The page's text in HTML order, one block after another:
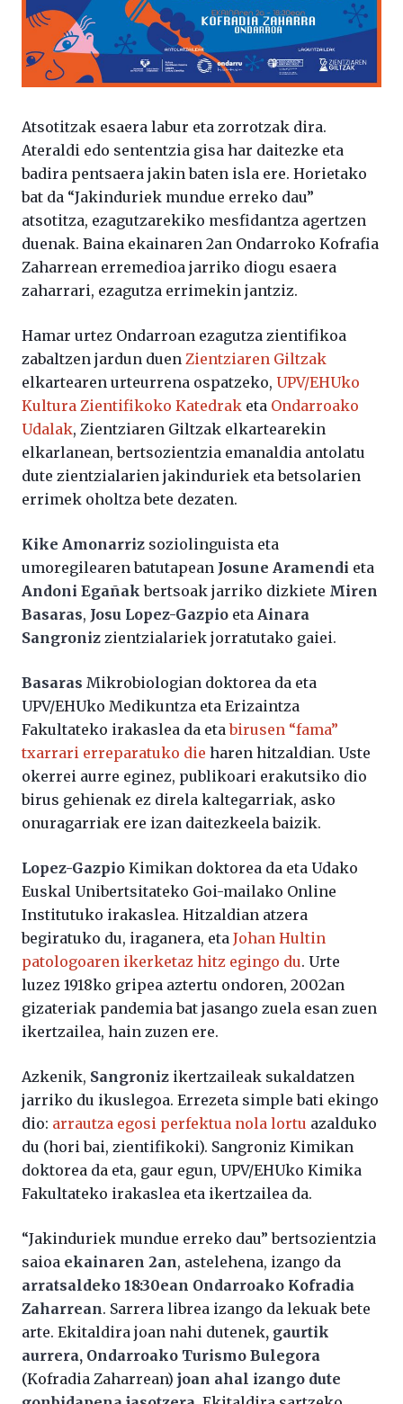
Atsotitzak esaera labur eta zorrotzak dira.
Ateraldi edo sententzia gisa har daitezke eta
badira pentsaera jakin baten isla ere. Horietako
bat da “Jakinduriek mundue erreko dau”
atsotitza, ezagutzarekiko mesfidantza agertzen
duenak. Baina ekainaren 2an Ondarroko Kofrafia
Zaharrean erremedioa jarriko diogu esaera
zaharrari, ezagutza errimekin jantziz.
Hamar urtez Ondarroan ezagutza zientifikoa
zabaltzen jardun duen Zientziaren Giltzak
elkartearen urteurrena ospatzeko, UPV/EHUko
Kultura Zientifikoko Katedrak eta Ondarroako
Udalak, Zientziaren Giltzak elkartearekin
elkarlanean, bertsozientzia emanaldia antolatu
dute zientzialarien jakinduriek eta betsolarien
errimek oholtza bete dezaten.
Kike Amonarriz soziolinguista eta
umoregilearen batutapean Josune Aramendi eta
Andoni Egañak bertsoak jarriko dizkiete Miren
Basaras, Josu Lopez-Gazpio eta Ainara
Sangroniz zientzialariek jorratutako gaiei.
Basaras Mikrobiologian doktorea da eta
UPV/EHUko Medikuntza eta Erizaintza
Fakultateko irakaslea da etabirusen “fama”
txarrari erreparatuko die haren hitzaldian. Uste
okerrei aurre eginez, publikoari erakutsiko dio
birus gehienak ez direla kaltegarriak, asko
onuragarriak ere izan daitezkeela baizik.
Lopez-Gazpio Kimikan doktorea da eta Udako
Euskal Unibertsitateko Goi-mailako Online
Institutuko irakaslea. Hitzaldian atzera
begiratuko du, iraganera, eta Johan Hultin
patologoaren ikerketaz hitz egingo du. Urte
luzez 1918ko gripea aztertu ondoren, 2002an
gizateriak pandemia bat jasango zuela esan zuen
ikertzailea, hain zuzen ere.
Azkenik, Sangroniz ikertzaileak sukaldatzen
jarriko du ikuslegoa. Errezeta simple bati ekingo
dio: arrautza egosi perfektua nola lortu azalduko
du (hori bai, zientifikoki). Sangroniz Kimikan
doktorea da eta, gaur egun, UPV/EHUko Kimika
Fakultateko irakaslea eta ikertzailea da.
“Jakinduriek mundue erreko dau” bertsozientzia
saioa ekainaren 2an, astelehena, izango da
arratsaldeko 18:30ean Ondarroako Kofradia
Zaharrean. Sarrera librea izango da lekuak bete
arte. Ekitaldira joan nahi dutenek, gaurtik
aurrera, Ondarroako Turismo Bulegora
(Kofradia Zaharrean) joan ahal izango dute